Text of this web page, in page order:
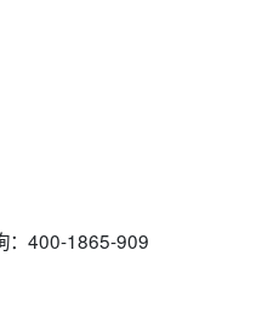
：400-1865-909